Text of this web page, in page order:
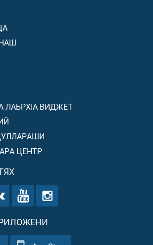
ЛАЬРХIА ВИДЖЕТ
ЦЕНТР